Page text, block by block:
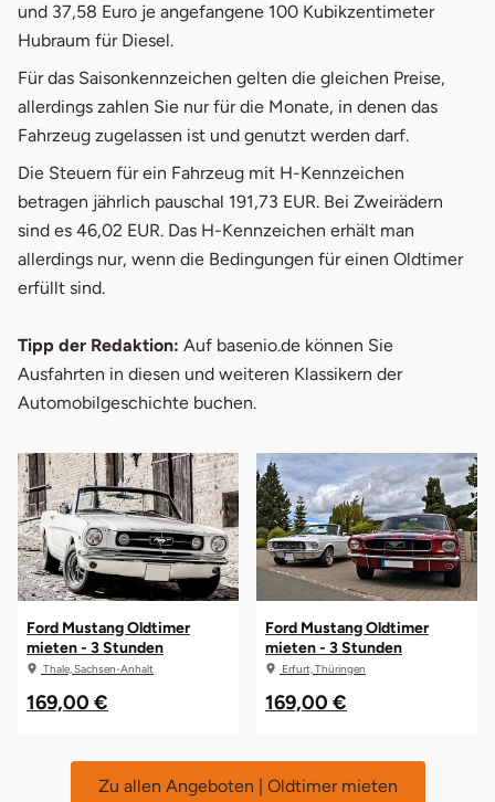
und 37,58 Euro je angefangene 100 Kubikzentimeter
Hubraum für Diesel.
Für das Saisonkennzeichen gelten die gleichen Preise,
allerdings zahlen Sie nur für die Monate, in denen das
Fahrzeug zugelassen ist und genutzt werden darf.
Die Steuern für ein Fahrzeug mit H-Kennzeichen
betragen jährlich pauschal 191,73 EUR. Bei Zweirädern
sind es 46,02 EUR. Das H-Kennzeichen erhält man
allerdings nur, wenn die Bedingungen für einen Oldtimer
erfüllt sind.
Tipp der Redaktion: Auf basenio.de können Sie
Ausfahrten in diesen und weiteren Klassikern der
Automobilgeschichte buchen.
Ford Mustang Oldtimer
mieten - 3 Stunden
Thale, Sachsen-Anhalt
169,00 €
Ford Mustang Oldtimer
mieten - 3 Stunden
Erfurt, Thüringen
169,00 €
Zu allen Angeboten | Oldtimer mieten